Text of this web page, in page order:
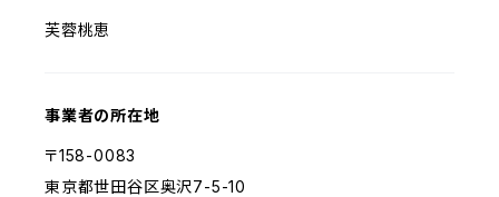
芙蓉桃恵
事業者の所在地
〒158-0083
東京都世田谷区奥沢7-5-10